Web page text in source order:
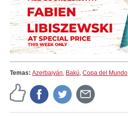
Temas: Azerbaiyán, Bakú, Copa del Mundo